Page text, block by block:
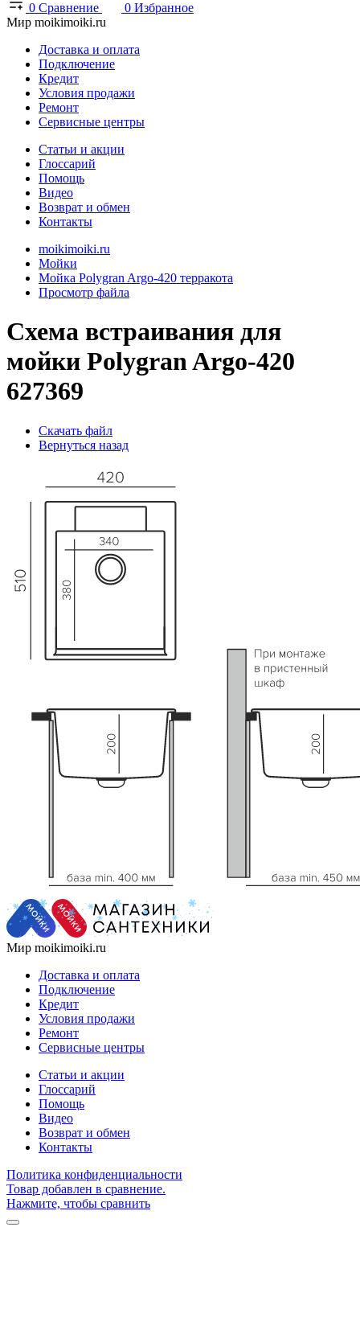
0 Сравнение 0 Избранное
Мир moikimoiki.ru
Доставка и оплата
Подключение
Кредит
Условия продажи
Ремонт
Сервисные центры
Статьи и акции
Глоссарий
Помощь
Видео
Возврат и обмен
Контакты
moikimoiki.ru
Мойки
Мойка Polygran Argo-420 терракота
Просмотр файла
Схема встраивания для
мойки Polygran Argo-420
627369
Скачать файл
Вернуться назад
Мир moikimoiki.ru
Доставка и оплата
Подключение
Кредит
Условия продажи
Ремонт
Сервисные центры
Статьи и акции
Глоссарий
Помощь
Видео
Возврат и обмен
Контакты
Политика конфиденциальности
Товар добавлен в сравнение.
Нажмите, чтобы сравнить